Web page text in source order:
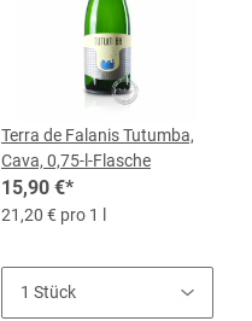
Terra de Falanis Tutumba,
Cava, 0,75-l-Flasche
15,90 €*
21,20 € pro 1 l